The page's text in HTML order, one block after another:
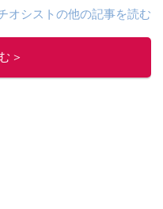
オシストの他の記事を読む
＞